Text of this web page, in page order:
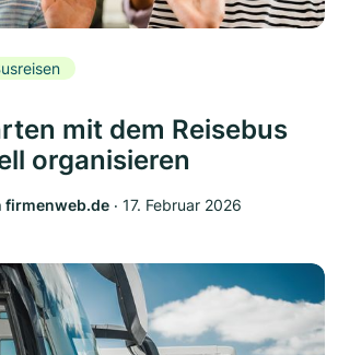
mit dem Reisebus
organisieren
firmenweb.de ‧ 17. Februar 2026